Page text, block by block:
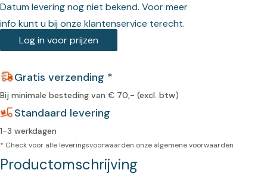
Datum levering nog niet bekend. Voor meer
info kunt u bij onze klantenservice terecht.
Log in voor prijzen
Gratis verzending *
Bij minimale besteding van € 70,- (excl. btw)
Standaard levering
1-3 werkdagen
* Check voor alle leveringsvoorwaarden onze algemene voorwaarden
Productomschrijving